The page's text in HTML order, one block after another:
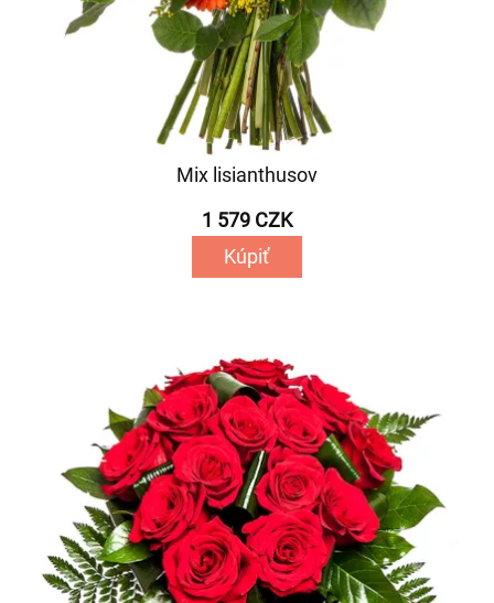
Mix lisianthusov
1 579 CZK
Kúpiť